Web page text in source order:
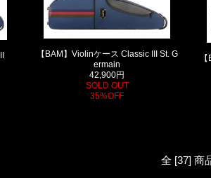
【BAM】Violinケース Classic III St. G
ermain
42,900円
SOLD OUT
35%OFF
全 [37] 商